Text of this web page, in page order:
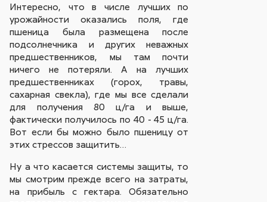
Интересно, что в числе лучших по
урожайности оказались поля, где
пшеница была размещена после
подсолнечника и других неважных
предшественников, мы там почти
ничего не потеряли. А на лучших
предшественниках (горох, травы,
сахарная свекла), где мы все сделали
для получения 80 ц/га и выше,
фактически получилось по 40 - 45 ц/га.
Вот если бы можно было пшеницу от
этих стрессов защитить…
Ну а что касается системы защиты, то
мы смотрим прежде всего на затраты,
на прибыль с гектара. Обязательно